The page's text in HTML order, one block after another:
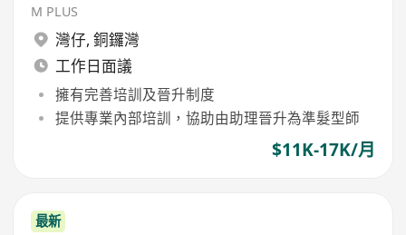
M PLUS
灣仔, 銅鑼灣
工作日面議
擁有完善培訓及晉升制度
提供專業內部培訓，協助由助理晉升為準髮型師
$11K-17K/月
最新